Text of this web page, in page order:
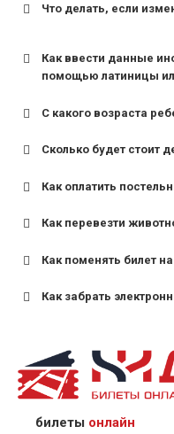
Что делать, если
Как ввести данные
помощью латиницы
С какого возраста
для поездов
для пригородных
Сколько будет стоит
Как оплатить
Как перевезти
Как поменять билет
Как забрать
назвав кассиру 14-
предъявив
кого оформлен билет.
билеты онлайн